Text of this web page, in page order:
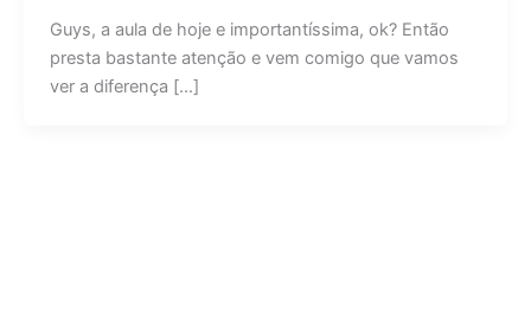
Guys, a aula de hoje e importantíssima, ok? Então
presta bastante atenção e vem comigo que vamos
ver a diferença […]